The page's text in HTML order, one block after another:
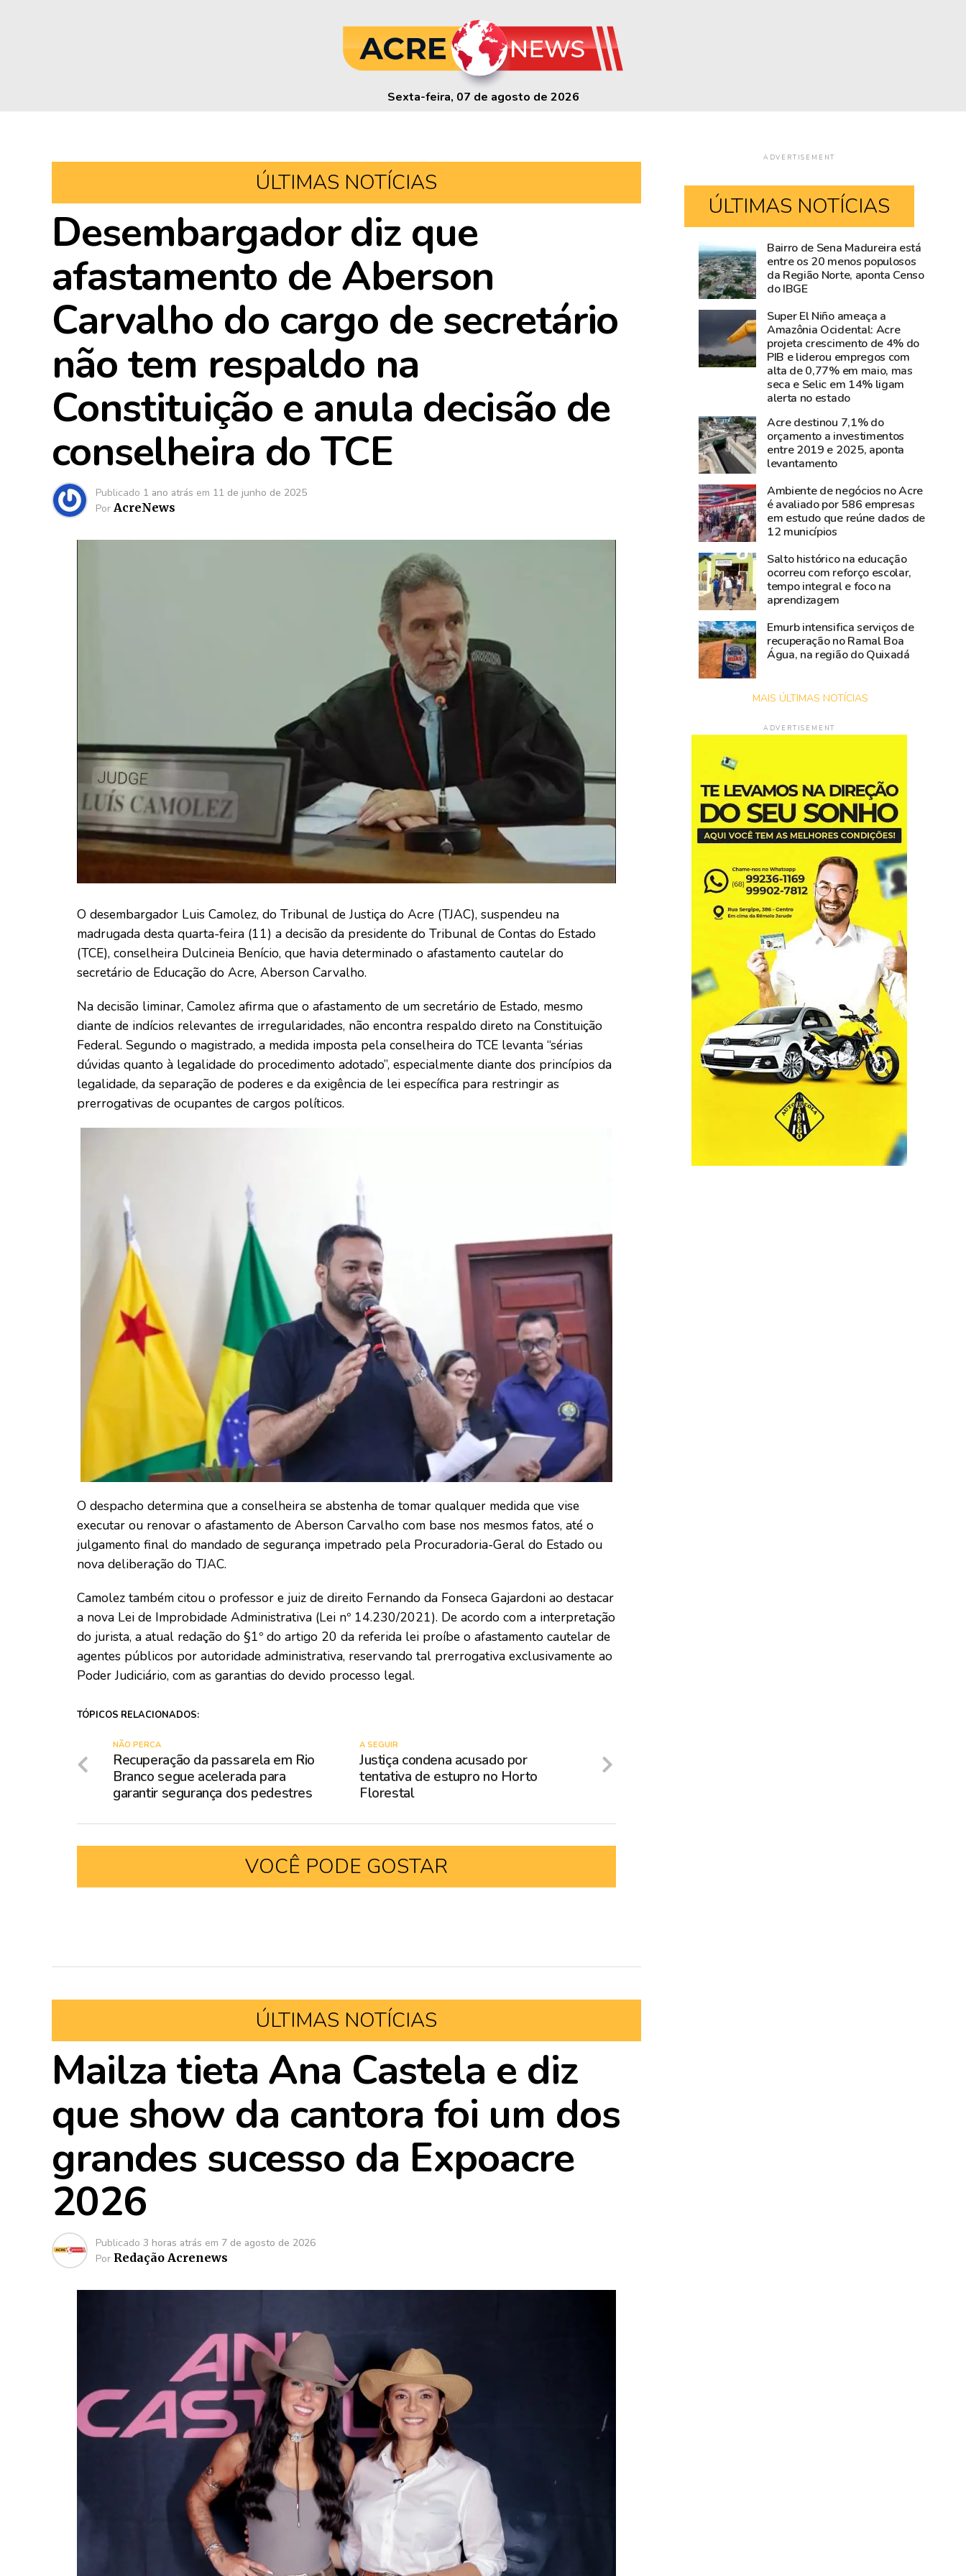
Sexta-feira, 07 de agosto de 2026
ÚLTIMAS NOTÍCIAS
Desembargador diz que
afastamento de Aberson
Carvalho do cargo de secretário
não tem respaldo na
Constituição e anula decisão de
conselheira do TCE
Publicado 1 ano atrás em 11 de junho de 2025
Por AcreNews
O desembargador Luis Camolez, do Tribunal de Justiça do Acre (TJAC), suspendeu na
madrugada desta quarta-feira (11) a decisão da presidente do Tribunal de Contas do Estado
(TCE), conselheira Dulcineia Benício, que havia determinado o afastamento cautelar do
secretário de Educação do Acre, Aberson Carvalho.
Na decisão liminar, Camolez afirma que o afastamento de um secretário de Estado, mesmo
diante de indícios relevantes de irregularidades, não encontra respaldo direto na Constituição
Federal. Segundo o magistrado, a medida imposta pela conselheira do TCE levanta “sérias
dúvidas quanto à legalidade do procedimento adotado”, especialmente diante dos princípios da
legalidade, da separação de poderes e da exigência de lei específica para restringir as
prerrogativas de ocupantes de cargos políticos.
O despacho determina que a conselheira se abstenha de tomar qualquer medida que vise
executar ou renovar o afastamento de Aberson Carvalho com base nos mesmos fatos, até o
julgamento final do mandado de segurança impetrado pela Procuradoria-Geral do Estado ou
nova deliberação do TJAC.
Camolez também citou o professor e juiz de direito Fernando da Fonseca Gajardoni ao destacar
a nova Lei de Improbidade Administrativa (Lei nº 14.230/2021). De acordo com a interpretação
do jurista, a atual redação do §1º do artigo 20 da referida lei proíbe o afastamento cautelar de
agentes públicos por autoridade administrativa, reservando tal prerrogativa exclusivamente ao
Poder Judiciário, com as garantias do devido processo legal.
TÓPICOS RELACIONADOS:
A SEGUIR
Justiça condena acusado por
tentativa de estupro no Horto
Florestal
NÃO PERCA
Recuperação da passarela em Rio
Branco segue acelerada para
garantir segurança dos pedestres
VOCÊ PODE GOSTAR
ÚLTIMAS NOTÍCIAS
Mailza tieta Ana Castela e diz
que show da cantora foi um dos
grandes sucesso da Expoacre
2026
Publicado 3 horas atrás em 7 de agosto de 2026
Por Redação Acrenews
ADVERTISEMENT
ÚLTIMAS NOTÍCIAS
Blog
do
Accioly:
Tarauacá
Carlos
Pinto,
Shampoo
Esperança
símbolo
do
empreendedorismo
amazônico
Visitantes
tiram
proveito
do
parque
de
diversão
entre
frequentadores,
crianças,
jovens
adultos
Bairro de Sena Madureira está
entre os 20 menos populosos
da Região Norte, aponta Censo
do IBGE
Super El Niño ameaça a
Amazônia Ocidental: Acre
projeta crescimento de 4% do
PIB e liderou empregos com
alta de 0,77% em maio, mas
seca e Selic em 14% ligam
alerta no estado
Acre destinou 7,1% do
orçamento a investimentos
entre 2019 e 2025, aponta
levantamento
Ambiente de negócios no Acre
é avaliado por 586 empresas
em estudo que reúne dados de
12 municípios
Salto histórico na educação
ocorreu com reforço escolar,
tempo integral e foco na
aprendizagem
Emurb intensifica serviços de
recuperação no Ramal Boa
Água, na região do Quixadá
MAIS ÚLTIMAS NOTÍCIAS
ADVERTISEMENT